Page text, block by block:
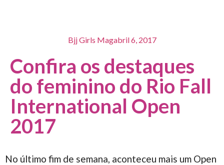
Bjj Girls Magabril 6, 2017
Confira os destaques
do feminino do Rio Fall
International Open
2017
No último fim de semana, aconteceu mais um Open